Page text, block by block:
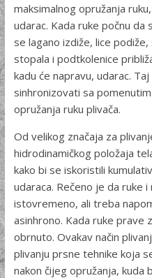
maksimalnog opružanja
udarac. Kada ruke počnu
se lagano izdiže, lice
stopala i podtkolenice
kadu će napravu, udarac.
sinhronizovati sa
opružanja ruku plivača.
Od velikog značaja za
hidrodinamičkog položaja
kako bi se iskoristili
udaraca. Rečeno je da ruke
istovremeno, ali treba
asinhrono. Kada ruke prave
obrnuto. Ovakav način
plivanju prsne tehnike koja
nakon čijeg opružanja, kuda